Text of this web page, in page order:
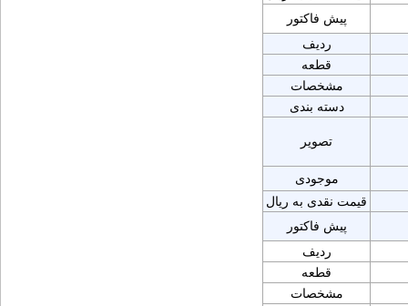
پیش فاکتور
ردیف
قطعه
مشخصات
دسته بندی
تصویر
موجودی
قیمت نقدی به ریال
پیش فاکتور
ردیف
قطعه
مشخصات